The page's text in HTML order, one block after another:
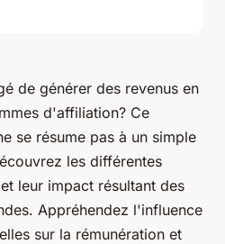
de générer des revenus en
d'affiliation? Ce
se résume pas à un simple
les différentes
leur impact résultant des
Appréhendez l'influence
sur la rémunération et